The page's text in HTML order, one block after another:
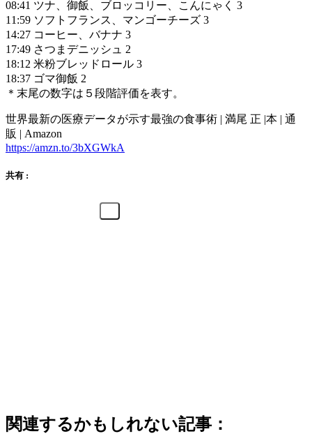
08:41 ツナ、御飯、ブロッコリー、こんにゃく 3
11:59 ソフトフランス、マンゴーチーズ 3
14:27 コーヒー、バナナ 3
17:49 さつまデニッシュ 2
18:12 米粉ブレッドロール 3
18:37 ゴマ御飯 2
＊末尾の数字は５段階評価を表す。
世界最新の医療データが示す最強の食事術 | 満尾 正 |本 | 通
販 | Amazon
https://amzn.to/3bXGWkA
共有 :
関連するかもしれない記事：